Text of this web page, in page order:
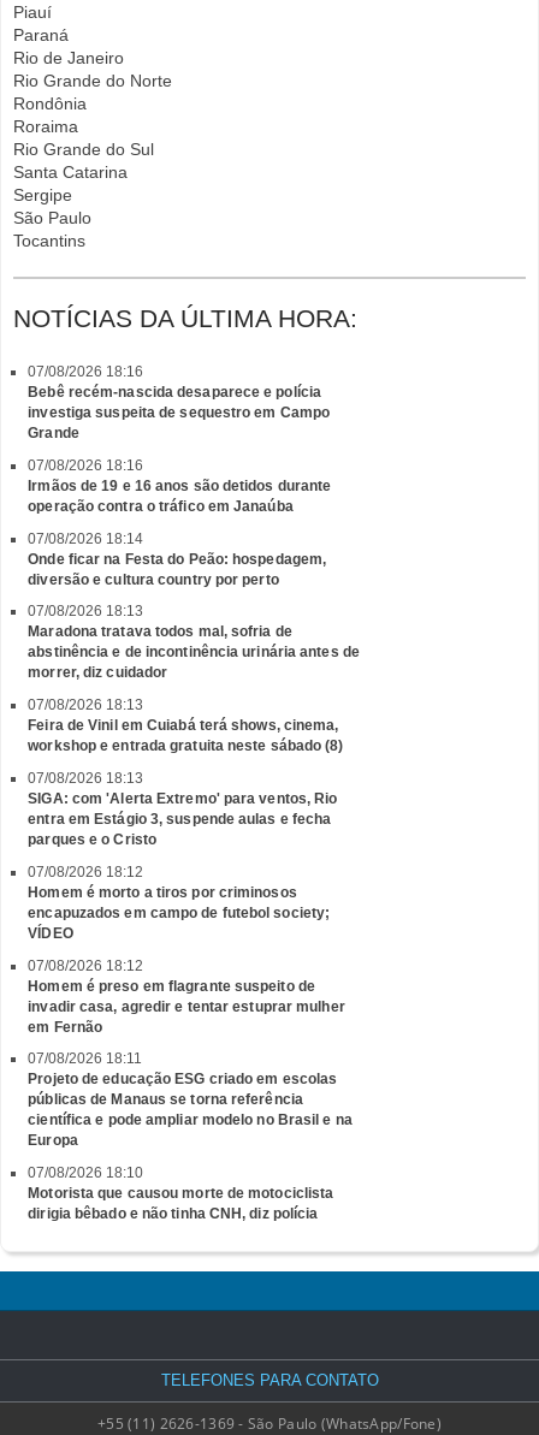
Piauí
Paraná
Rio de Janeiro
Rio Grande do Norte
Rondônia
Roraima
Rio Grande do Sul
Santa Catarina
Sergipe
São Paulo
Tocantins
NOTÍCIAS DA ÚLTIMA HORA:
07/08/2026 18:16
Bebê recém-nascida desaparece e polícia
investiga suspeita de sequestro em Campo
Grande
07/08/2026 18:16
Irmãos de 19 e 16 anos são detidos durante
operação contra o tráfico em Janaúba
07/08/2026 18:14
Onde ficar na Festa do Peão: hospedagem,
diversão e cultura country por perto
07/08/2026 18:13
Maradona tratava todos mal, sofria de
abstinência e de incontinência urinária antes de
morrer, diz cuidador
07/08/2026 18:13
Feira de Vinil em Cuiabá terá shows, cinema,
workshop e entrada gratuita neste sábado (8)
07/08/2026 18:13
SIGA: com 'Alerta Extremo' para ventos, Rio
entra em Estágio 3, suspende aulas e fecha
parques e o Cristo
07/08/2026 18:12
Homem é morto a tiros por criminosos
encapuzados em campo de futebol society;
VÍDEO
07/08/2026 18:12
Homem é preso em flagrante suspeito de
invadir casa, agredir e tentar estuprar mulher
em Fernão
07/08/2026 18:11
Projeto de educação ESG criado em escolas
públicas de Manaus se torna referência
científica e pode ampliar modelo no Brasil e na
Europa
07/08/2026 18:10
Motorista que causou morte de motociclista
dirigia bêbado e não tinha CNH, diz polícia
TELEFONES PARA CONTATO
+55 (11) 2626-1369 - São Paulo (WhatsApp/Fone)